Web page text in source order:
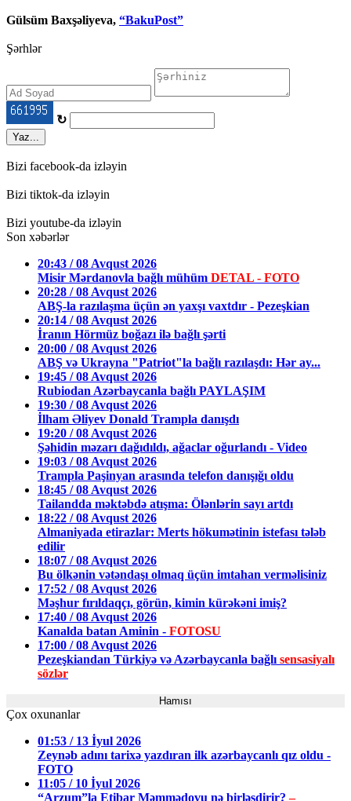
Gülsüm Baxşəliyeva, “BakuPost”
Şərhlər
↻
Yaz...
Bizi facebook-da izləyin
Bizi tiktok-da izləyin
Bizi youtube-da izləyin
Son xəbərlər
20:43 / 08 Avqust 2026
Misir Mərdanovla bağlı mühüm DETAL - FOTO
20:28 / 08 Avqust 2026
ABŞ-la razılaşma üçün ən yaxşı vaxtdır - Pezeşkian
20:14 / 08 Avqust 2026
İranın Hörmüz boğazı ilə bağlı şərti
20:00 / 08 Avqust 2026
ABŞ və Ukrayna "Patriot"la bağlı razılaşdı: Hər ay...
19:45 / 08 Avqust 2026
Rubiodan Azərbaycanla bağlı PAYLAŞIM
19:30 / 08 Avqust 2026
İlham Əliyev Donald Trampla danışdı
19:20 / 08 Avqust 2026
Şəhidin məzarı dağıdıldı, ağaclar oğurlandı - Video
19:03 / 08 Avqust 2026
Trampla Paşinyan arasında telefon danışığı oldu
18:45 / 08 Avqust 2026
Tailandda məktəbdə atışma: Ölənlərin sayı artdı
18:22 / 08 Avqust 2026
Almaniyada etirazlar: Merts hökumətinin istefası tələb
edilir
18:07 / 08 Avqust 2026
Bu ölkənin vətəndaşı olmaq üçün imtahan verməlisiniz
17:52 / 08 Avqust 2026
Məşhur fırıldaqçı, görün, kimin kürəkəni imiş?
17:40 / 08 Avqust 2026
Kanalda batan Aminin - FOTOSU
17:00 / 08 Avqust 2026
Pezeşkiandan Türkiyə və Azərbaycanla bağlı sensasiyalı
sözlər
Hamısı
Çox oxunanlar
01:53 / 13 İyul 2026
Zeynəb adını tarixə yazdıran ilk azərbaycanlı qız oldu -
FOTO
11:05 / 10 İyul 2026
“Arzum”la Etibar Məmmədovu nə birləşdirir?–